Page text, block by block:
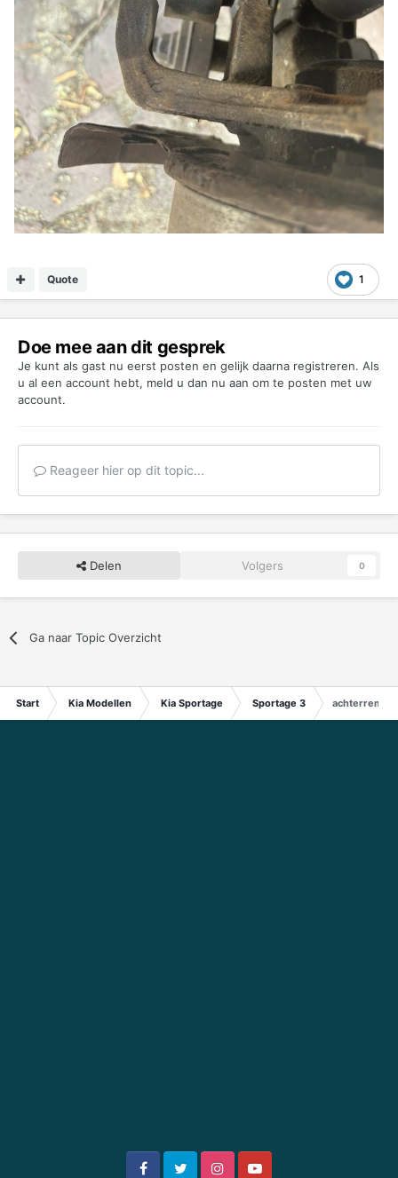
1
Quote
Doe mee aan dit gesprek
Je kunt als gast nu eerst posten en gelijk daarna registreren. Als
u al een account hebt, meld u dan nu aan om te posten met uw
account.
Reageer hier op dit topic...
Delen Volgers 0
Ga naar Topic Overzicht
Start Kia Modellen Kia Sportage Sportage 3